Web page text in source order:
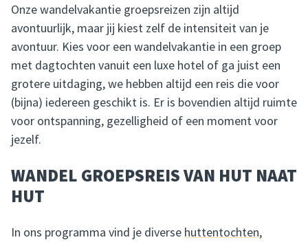
Onze wandelvakantie groepsreizen zijn altijd
avontuurlijk, maar jij kiest zelf de intensiteit van je
avontuur. Kies voor een wandelvakantie in een groep
met dagtochten vanuit een luxe hotel of ga juist een
grotere uitdaging, we hebben altijd een reis die voor
(bijna) iedereen geschikt is. Er is bovendien altijd ruimte
voor ontspanning, gezelligheid of een moment voor
jezelf.
WANDEL GROEPSREIS VAN HUT NAAT
HUT
In ons programma vind je diverse huttentochten,